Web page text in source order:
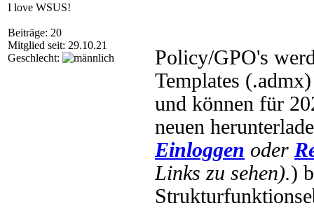
I love WSUS!
Beiträge: 20
Mitglied seit: 29.10.21
Geschlecht:
Policy/GPO's
Templates
und können für
neuen
Einloggen oder
Links zu sehen).)